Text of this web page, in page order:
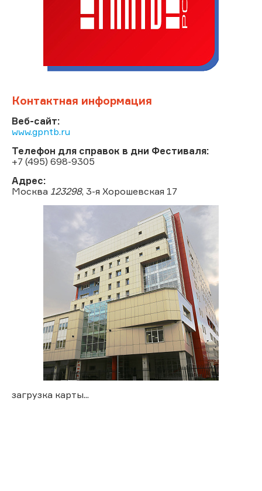
Контактная информация
Веб-сайт:
www.gpntb.ru
Телефон для справок в дни Фестиваля:
+7 (495) 698-9305
Адрес:
Москва 123298, 3-я Хорошевская 17
загрузка карты...